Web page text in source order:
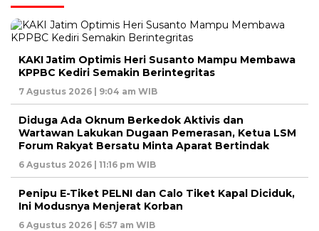
KAKI Jatim Optimis Heri Susanto Mampu Membawa
KPPBC Kediri Semakin Berintegritas
7 Agustus 2026 | 9:04 am WIB
Diduga Ada Oknum Berkedok Aktivis dan
Wartawan Lakukan Dugaan Pemerasan, Ketua LSM
Forum Rakyat Bersatu Minta Aparat Bertindak
6 Agustus 2026 | 11:16 pm WIB
Penipu E-Tiket PELNI dan Calo Tiket Kapal Diciduk,
Ini Modusnya Menjerat Korban
6 Agustus 2026 | 6:57 am WIB